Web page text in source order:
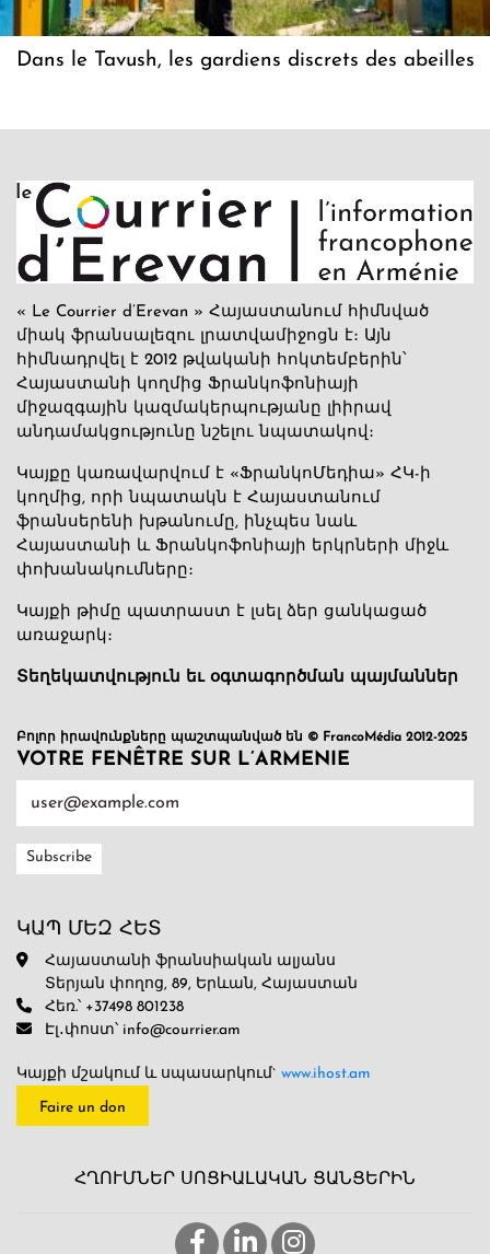
Dans le Tavush, les gardiens discrets des abeilles
« Le Courrier d’Erevan » Հայաստանում հիմնված
միակ ֆրանսալեզու լրատվամիջոցն է։ Այն
հիմնադրվել է 2012 թվականի հոկտեմբերին՝
Հայաստանի կողմից Ֆրանկոֆոնիայի
միջազգային կազմակերպությանը լիիրավ
անդամակցությունը նշելու նպատակով։
Կայքը կառավարվում է «ՖրանկոՄեդիա» ՀԿ-ի
կողմից, որի նպատակն է Հայաստանում
ֆրանսերենի խթանումը, ինչպես նաև
Հայաստանի և Ֆրանկոֆոնիայի երկրների միջև
փոխանակումները։
Կայքի թիմը պատրաստ է լսել ձեր ցանկացած
առաջարկ։
Տեղեկատվություն եւ օգտագործման պայմաններ
Բոլոր իրավունքները պաշտպանված են © FrancoMédia 2012-2025
VOTRE FENÊTRE SUR L’ARMENIE
ԿԱՊ ՄԵԶ ՀԵՏ
Հայաստանի ֆրանսիական ալյանս
Տերյան փողոց, 89, Երևան, Հայաստան
Հեռ.՝ +37498 801238
Էլ․փոստ՝ info@courrier.am
Կայքի մշակում և սպասարկում` www.ihost.am
Faire un don
ՀՂՈՒՄՆԵՐ ՍՈՑԻԱԼԱԿԱՆ ՑԱՆՑԵՐԻՆ